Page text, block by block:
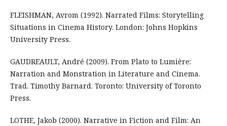
FLEISHMAN, Avrom (1992). Narrated Films: Storytelling
Situations in Cinema History. London: Johns Hopkins
University Press.
GAUDREAULT, André (2009). From Plato to Lumière:
Narration and Monstration in Literature and Cinema.
Trad. Timothy Barnard. Toronto: University of Toronto
Press.
LOTHE, Jakob (2000). Narrative in Fiction and Film: An